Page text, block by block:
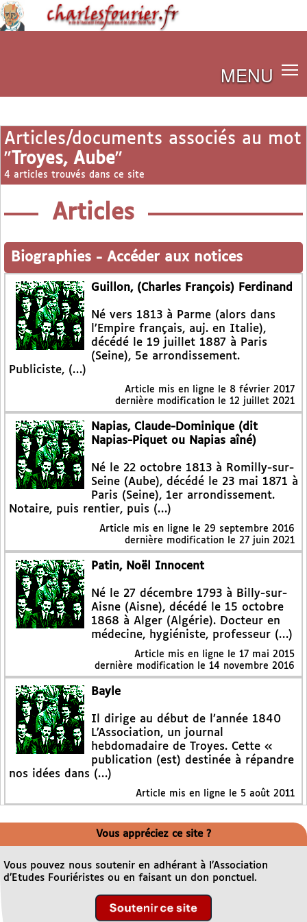
MENU
Articles/documents associés au mot
" Troyes, Aube"
4 articles trouvés dans ce site
Articles
Biographies - Accéder aux notices
Guillon, (Charles François) Ferdinand
Né vers 1813 à Parme (alors dans
l’Empire français, auj. en Italie),
décédé le 19 juillet 1887 à Paris
(Seine), 5e arrondissement.
Publiciste, (…)
Article mis en ligne le 8 février 2017
dernière modification le 12 juillet 2021
Napias, Claude-Dominique (dit
Napias-Piquet ou Napias aîné)
Né le 22 octobre 1813 à Romilly-sur-
Seine (Aube), décédé le 23 mai 1871 à
Paris (Seine), 1er arrondissement.
Notaire, puis rentier, puis (…)
Article mis en ligne le 29 septembre 2016
dernière modification le 27 juin 2021
Patin, Noël Innocent
Né le 27 décembre 1793 à Billy-sur-
Aisne (Aisne), décédé le 15 octobre
1868 à Alger (Algérie). Docteur en
médecine, hygiéniste, professeur (…)
Article mis en ligne le 17 mai 2015
dernière modification le 14 novembre 2016
Bayle
Il dirige au début de l’année 1840
L’Association, un journal
hebdomadaire de Troyes. Cette «
publication (est) destinée à répandre
nos idées dans (…)
Article mis en ligne le 5 août 2011
Vous appréciez ce site ?
Vous pouvez nous soutenir en adhérant à l’Association
d’Etudes Fouriéristes ou en faisant un don ponctuel.